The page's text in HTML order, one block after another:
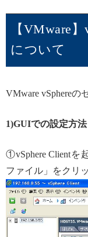
【VMware
について
VMware vSphereの
1)GUIでの設定方法
①vSphere Clientを
ファイル」をクリ